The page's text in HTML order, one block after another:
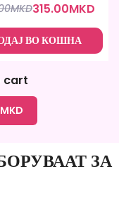
MKD315.00MKD
ВО КОШНА
cart
MKD
ЗА